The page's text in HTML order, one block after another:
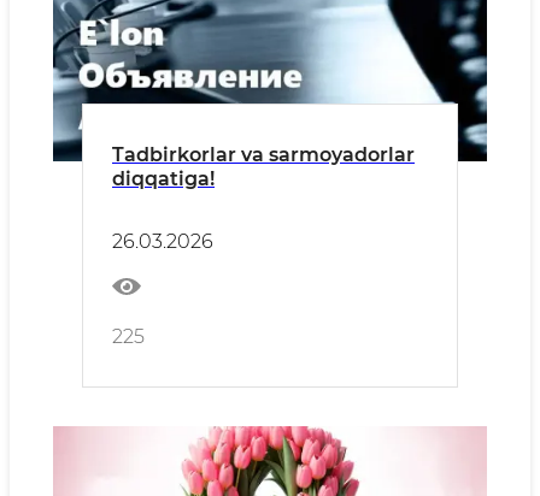
Tadbirkorlar va sarmoyadorlar
diqqatiga!
26.03.2026
225